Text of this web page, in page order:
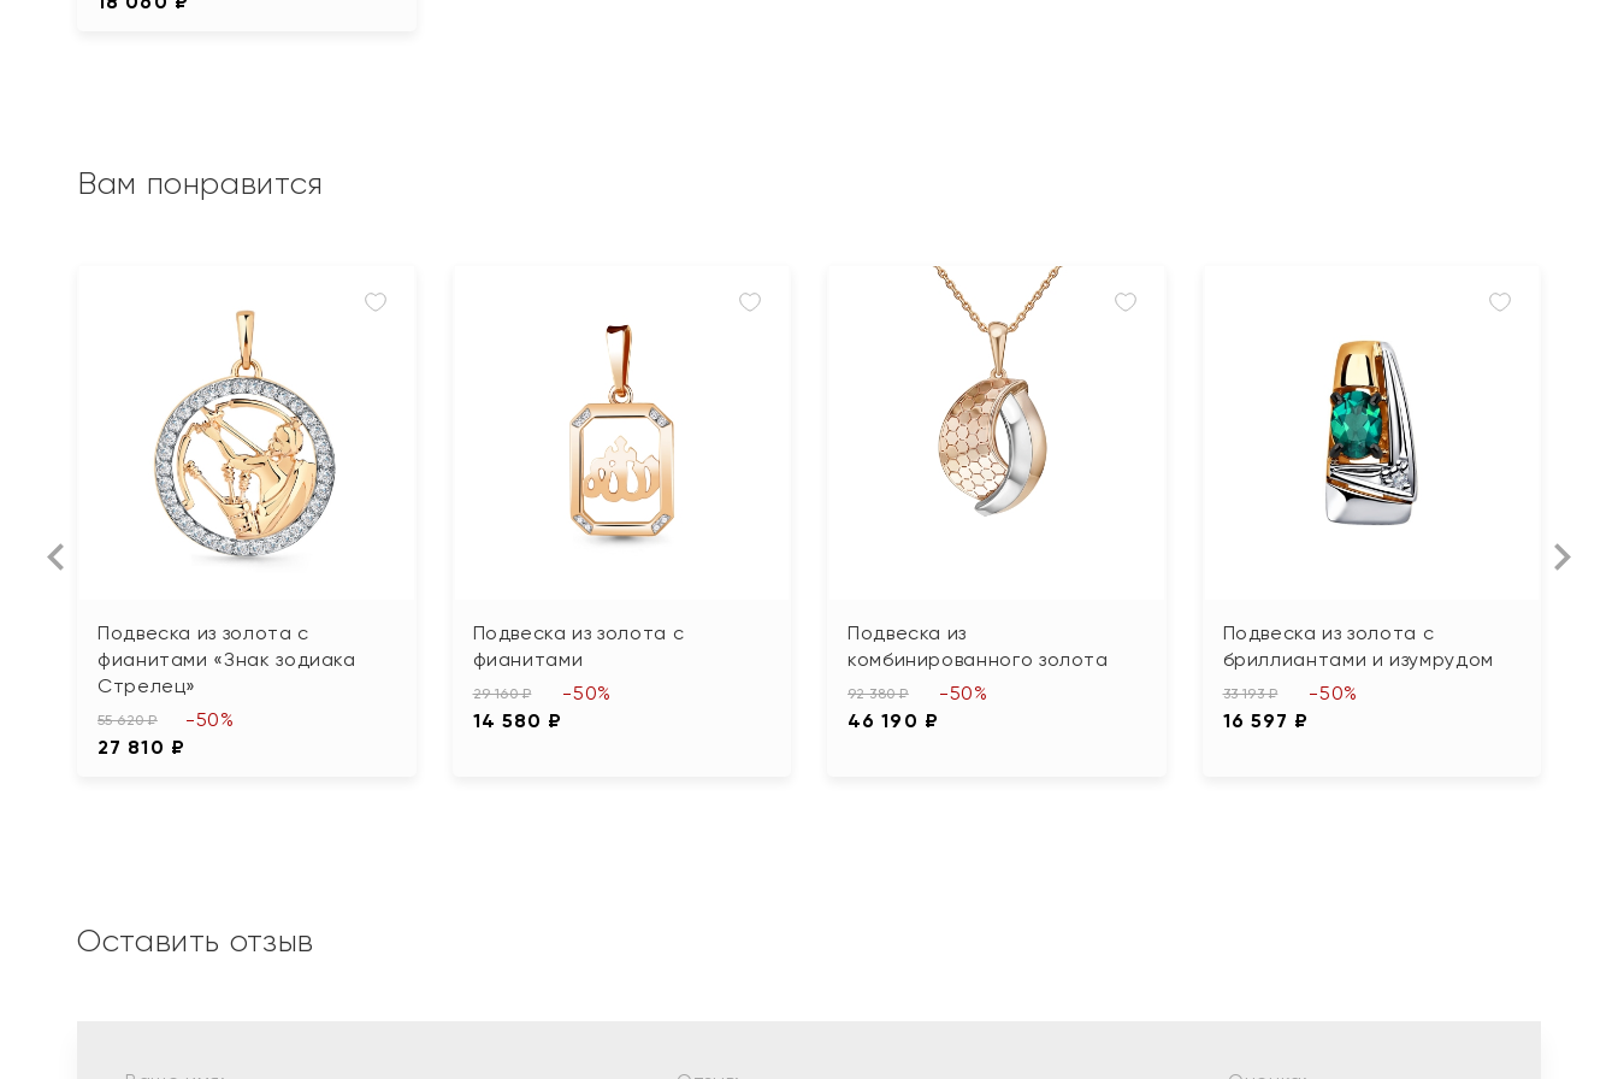
Вам понравится
Подвеска из золота с
фианитами «Знак зодиака
Стрелец»
55 620 ₽
27 810 ₽
-50%
Подвеска из золота с
фианитами
29 160 ₽
14 580 ₽
-50%
Подвеска из
комбинированного золота
92 380 ₽
46 190 ₽
-50%
Подвеска из золота с
бриллиантами и изумрудом
33 193 ₽
16 597 ₽
-50%
Оставить отзыв